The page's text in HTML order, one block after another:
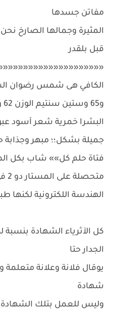
مفاتن جسدها
المثيرة وجمالها
قبل بلقدر
و65 وستين سنتيم الوزن 62 وستين كيلو ڤرام
البشرا خمرية شعر آسود
جميلة بشكل؛؛ مبهر وجذابة
فتاة حلم كل»» شاب بكل
متحصلة على المستار دو 2 في
الهندسة اللكترونية لكنها
كل الآثرياء الشهادة
الجدار حتا
يوقال فلانة وعلانة متعلمة
شهادة
وليس للعمل بتلك